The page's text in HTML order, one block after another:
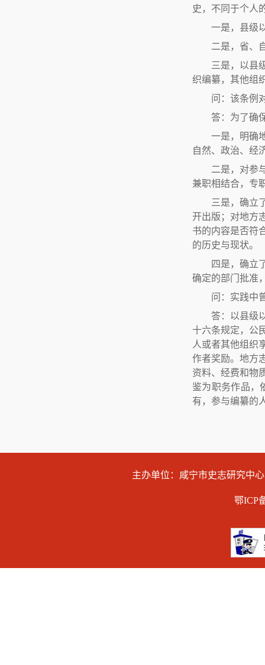
史，不同于个人
一是，县级
二是，省、
三是，以县
织编纂，其他组
问：该条例
答：为了确
一是，明确
自然、政治、经
二是，对参
兼职相结合，专
三是，确立
开出版；对地方
书的内容是否符
的历史与现状。
四是，确立
确定的部门批准
问：实践中
答：以县级
十六条规定，公
人或者其他组织
作者奖励。地方
资料、经费和物
鉴为职务作品，
有，参与编纂的
主办单位：咸宁市史志研究中
鄂ICP